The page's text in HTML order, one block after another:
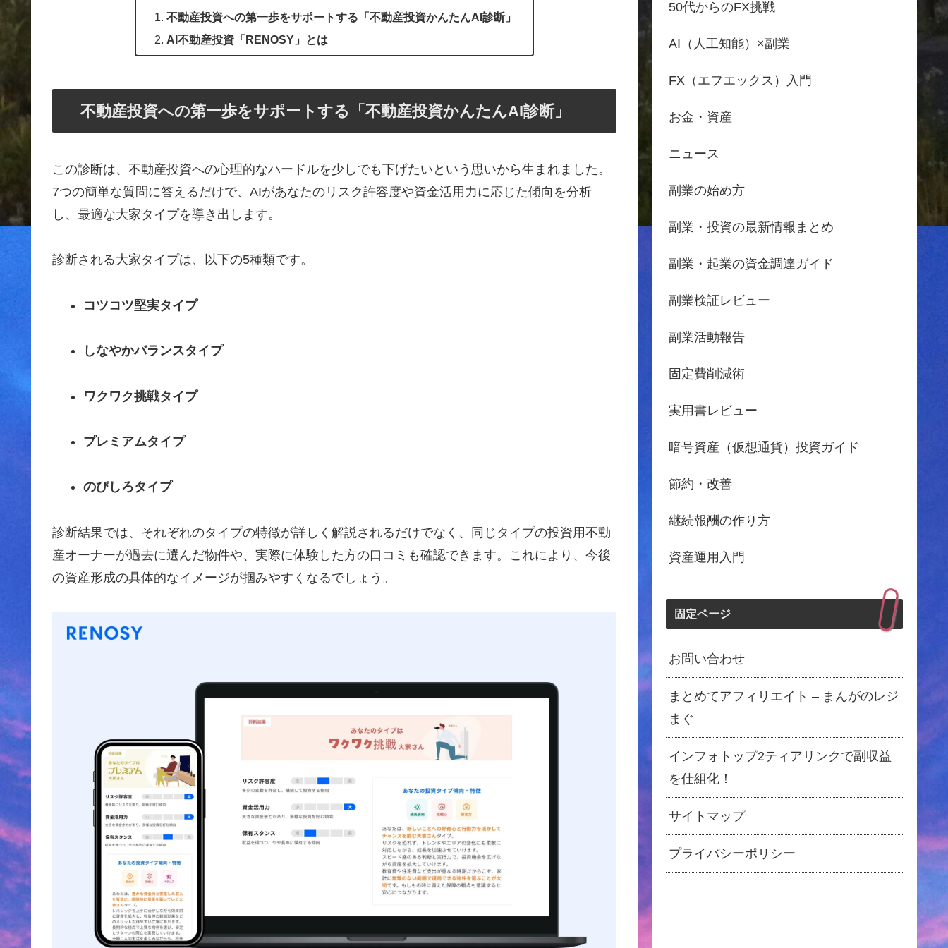
不動産投資への第一歩をサポートする「不動産投資かんたんAI診断」
AI不動産投資「RENOSY」とは
不動産投資への第一歩をサポートする「不動産投資かんたんAI診断」
この診断は、不動産投資への心理的なハードルを少しでも下げたいという思いから生まれました。
7つの簡単な質問に答えるだけで、AIがあなたのリスク許容度や資金活用力に応じた傾向を分析
し、最適な大家タイプを導き出します。
診断される大家タイプは、以下の5種類です。
コツコツ堅実タイプ
しなやかバランスタイプ
ワクワク挑戦タイプ
プレミアムタイプ
のびしろタイプ
診断結果では、それぞれのタイプの特徴が詳しく解説されるだけでなく、同じタイプの投資用不動
産オーナーが過去に選んだ物件や、実際に体験した方の口コミも確認できます。これにより、今後
の資産形成の具体的なイメージが掴みやすくなるでしょう。
50代からのFX挑戦
AI（人工知能）×副業
FX（エフエックス）入門
お金・資産
ニュース
副業の始め方
副業・投資の最新情報まとめ
副業・起業の資金調達ガイド
副業検証レビュー
副業活動報告
固定費削減術
実用書レビュー
暗号資産（仮想通貨）投資ガイド
節約・改善
継続報酬の作り方
資産運用入門
固定ページ
お問い合わせ
まとめてアフィリエイト – まんがのレジ
まぐ
インフォトップ2ティアリンクで副収益
を仕組化！
サイトマップ
プライバシーポリシー